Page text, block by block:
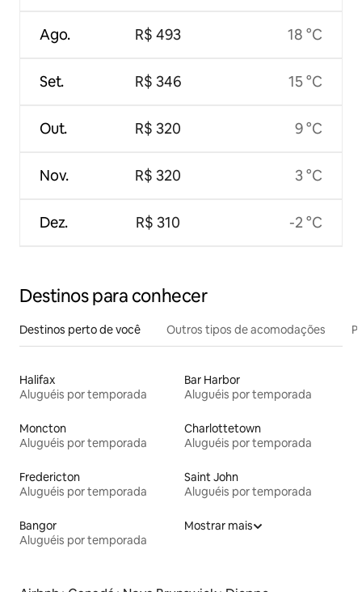
Ago.
Set.
Out.
Nov.
Dez.
R$ 493
R$ 346
R$ 320
R$ 320
R$ 310
18 °C
15 °C
9 °C
3 °C
-2 °C
Destinos para conhecer
Destinos perto de você Outros tipos de acomodações
Halifax
Aluguéis por temporada
Bar Harbor
Aluguéis por temporada
Moncton
Aluguéis por temporada
Charlottetown
Aluguéis por temporada
Fredericton
Aluguéis por temporada
Saint John
Aluguéis por temporada
Bangor
Aluguéis por temporada
Mostrar mais